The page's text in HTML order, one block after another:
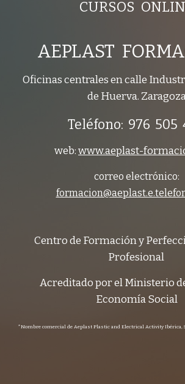
CURSOS
AEPLAST
Oficinas centrales en calle
de Huerva.
Teléfono: 976 505
web:www.aeplast-
correo electrónico:
Centro de Formación y
Profesional
Acreditado por el Ministerio
Economía Social
*Nombre comercial de Aeplast Plastic and Electrical Activity Ibérica,